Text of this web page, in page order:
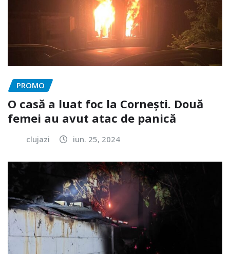
PROMO
O casă a luat foc la Cornești. Două
femei au avut atac de panică
clujazi iun. 25, 2024